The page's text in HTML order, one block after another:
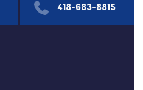
418-683-8815